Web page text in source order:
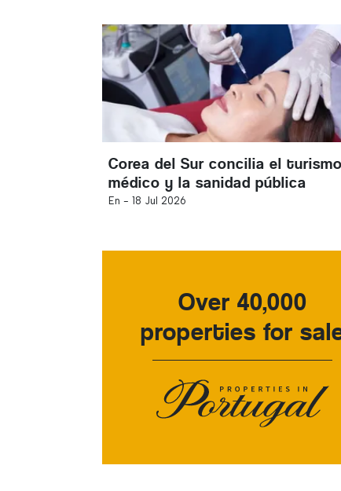
Corea del Sur concilia el turismo
médico y la sanidad pública
En - 18 Jul 2026
Over 40,000
properties for